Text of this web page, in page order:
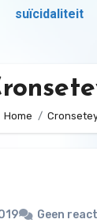
suïcidaliteit
Home
Geen